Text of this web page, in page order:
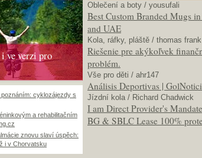
ve verzi pro
cyklozájezdy s
a rehabilitačním
znovu slaví úspěch:
i v Chorvatsku
Oblečení a boty / yousufali
Best Custom Branded Mugs
and UAE
Kola, ráfky, pláště / thomas frank
Riešenie pre akýkoľvek
problém.
Vše pro děti / ahr147
Análisis Deportivas |
Jízdní kola / Richard Chadwick
I am Direct Provider's
BG & SBLC Lease 100%